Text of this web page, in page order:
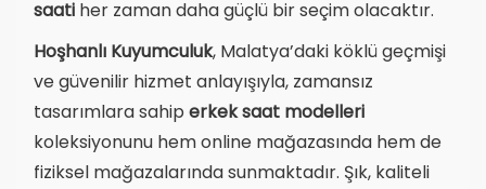
saati her zaman daha güçlü bir seçim olacaktır.
Hoşhanlı Kuyumculuk, Malatya’daki köklü geçmişi
ve güvenilir hizmet anlayışıyla, zamansız
tasarımlara sahip erkek saat modelleri
koleksiyonunu hem online mağazasında hem de
fiziksel mağazalarında sunmaktadır. Şık, kaliteli